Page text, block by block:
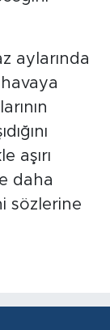
aylarında
aşırı
daha
sözlerine